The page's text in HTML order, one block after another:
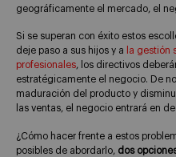
geográficamente el mercado, el
Si se superan con éxito estos
deje paso a sus hijos y a
la gestión
profesionales, los directivos
estratégicamente el negocio. De
maduración del producto y
las ventas, el negocio entrará en
¿Cómo hacer frente a estos
posibles de abordarlo, dos